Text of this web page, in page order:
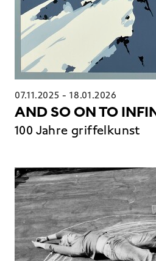
07.11.2025 -18.01.2026
AND SO ON TO
100 Jahre griffelkunst